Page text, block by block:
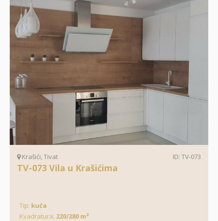
Krašići, Tivat ID: TV-073
TV-073 Vila u Krašićima
Tip: kuća
Kvadratura: 220/280 m²